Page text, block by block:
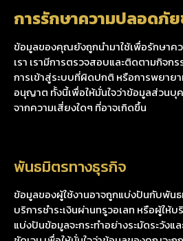
การรักษาความปลอดภั
ข้อมูลของคุณยังถูกนำมาใช้เพื่อรักษาค
เรา เรามีการตรวจสอบและติดตามกิจก
การเข้าสู่ระบบที่ผิดปกติ หรือการพยาย
อนุญาต ทั้งนี้เพื่อให้มั่นใจว่าข้อมูลส่วน
จากความเสี่ยงใดๆ ที่อาจเกิดขึ้น
พันธมิตรทางธุรกิจ
ข้อมูลของผู้ใช้งานอาจถูกแบ่งปันกับพันธ
บริการชำระเงินผ่านทรูวอเลท หรือผู้ให้บ
แบ่งปันข้อมูลจะกระทำอย่างระมัดระวัง